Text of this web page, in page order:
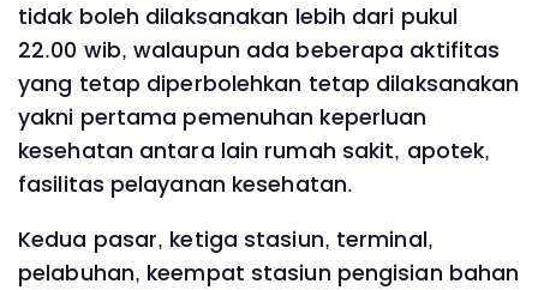
tidak boleh dilaksanakan lebih dari pukul
22.00 wib, walaupun ada beberapa aktifitas
yang tetap diperbolehkan tetap dilaksanakan
yakni pertama pemenuhan keperluan
kesehatan antara lain rumah sakit, apotek,
fasilitas pelayanan kesehatan.
Kedua pasar, ketiga stasiun, terminal,
pelabuhan, keempat stasiun pengisian bahan